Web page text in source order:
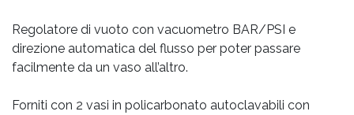
Regolatore di vuoto con vacuometro BAR/PSI e
direzione automatica del flusso per poter passare
facilmente da un vaso all’altro.
Forniti con 2 vasi in policarbonato autoclavabili con